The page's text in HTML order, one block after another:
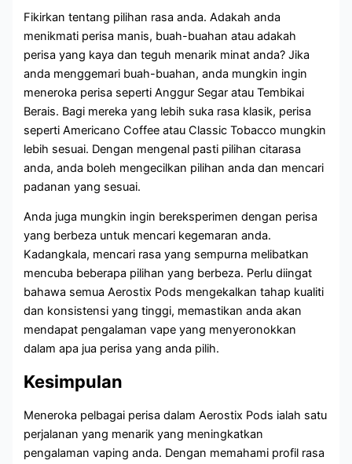
Fikirkan tentang pilihan rasa anda. Adakah anda
menikmati perisa manis, buah-buahan atau adakah
perisa yang kaya dan teguh menarik minat anda? Jika
anda menggemari buah-buahan, anda mungkin ingin
meneroka perisa seperti Anggur Segar atau Tembikai
Berais. Bagi mereka yang lebih suka rasa klasik, perisa
seperti Americano Coffee atau Classic Tobacco mungkin
lebih sesuai. Dengan mengenal pasti pilihan citarasa
anda, anda boleh mengecilkan pilihan anda dan mencari
padanan yang sesuai.
Anda juga mungkin ingin bereksperimen dengan perisa
yang berbeza untuk mencari kegemaran anda.
Kadangkala, mencari rasa yang sempurna melibatkan
mencuba beberapa pilihan yang berbeza. Perlu diingat
bahawa semua Aerostix Pods mengekalkan tahap kualiti
dan konsistensi yang tinggi, memastikan anda akan
mendapat pengalaman vape yang menyeronokkan
dalam apa jua perisa yang anda pilih.
Kesimpulan
Meneroka pelbagai perisa dalam Aerostix Pods ialah satu
perjalanan yang menarik yang meningkatkan
pengalaman vaping anda. Dengan memahami profil rasa